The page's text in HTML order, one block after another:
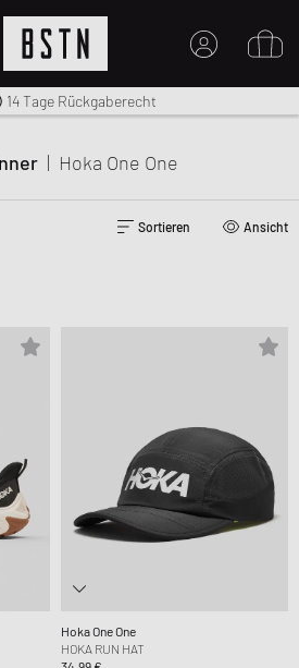
EINEN ACCOUNT ERSTELLEN
Versand nach DE ab € 70
Premium Sportswear
14 Tage Rückgaberecht
| Hoka One One
Sortieren Ansicht
Hoka One One
HOKA RUN HAT